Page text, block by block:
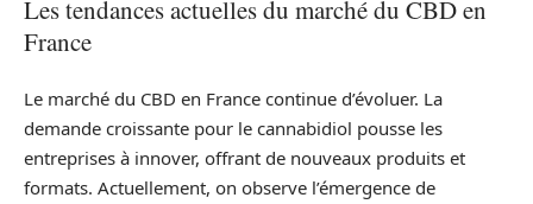
Les tendances actuelles du marché du CBD en
France
Le marché du CBD en France continue d’évoluer. La
demande croissante pour le cannabidiol pousse les
entreprises à innover, offrant de nouveaux produits et
formats. Actuellement, on observe l’émergence de